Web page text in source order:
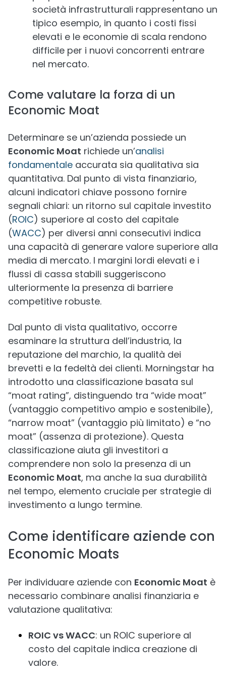
società infrastrutturali rappresentano un
tipico esempio, in quanto i costi fissi
elevati e le economie di scala rendono
difficile per i nuovi concorrenti entrare
nel mercato.
Come valutare la forza di un
Economic Moat
Determinare se un’azienda possiede un
Economic Moat richiede un’analisi
fondamentale accurata sia qualitativa sia
quantitativa. Dal punto di vista finanziario,
alcuni indicatori chiave possono fornire
segnali chiari: un ritorno sul capitale investito
(ROIC) superiore al costo del capitale
(WACC) per diversi anni consecutivi indica
una capacità di generare valore superiore alla
media di mercato. I margini lordi elevati e i
flussi di cassa stabili suggeriscono
ulteriormente la presenza di barriere
competitive robuste.
Dal punto di vista qualitativo, occorre
esaminare la struttura dell’industria, la
reputazione del marchio, la qualità dei
brevetti e la fedeltà dei clienti. Morningstar ha
introdotto una classificazione basata sul
“moat rating”, distinguendo tra “wide moat”
(vantaggio competitivo ampio e sostenibile),
“narrow moat” (vantaggio più limitato) e “no
moat” (assenza di protezione). Questa
classificazione aiuta gli investitori a
comprendere non solo la presenza di un
Economic Moat, ma anche la sua durabilità
nel tempo, elemento cruciale per strategie di
investimento a lungo termine.
Come identificare aziende con
Economic Moats
Per individuare aziende con Economic Moat è
necessario combinare analisi finanziaria e
valutazione qualitativa:
ROIC vs WACC: un ROIC superiore al
costo del capitale indica creazione di
valore.